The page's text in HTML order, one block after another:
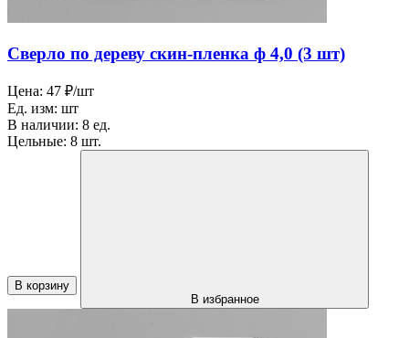
Сверло по дереву скин-пленка ф 4,0 (3 шт)
Цена: 47 ₽/шт
Ед. изм: шт
В наличии: 8 ед.
Цельные: 8 шт.
В корзину
В избранное